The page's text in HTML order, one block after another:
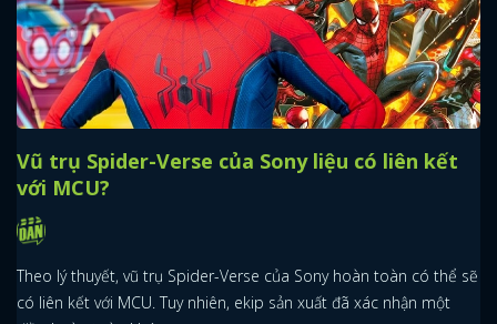
Vũ trụ Spider-Verse của Sony liệu có liên kết
với MCU?
Theo lý thuyết, vũ trụ Spider-Verse của Sony hoàn toàn có thể sẽ
có liên kết với MCU. Tuy nhiên, ekip sản xuất đã xác nhận một